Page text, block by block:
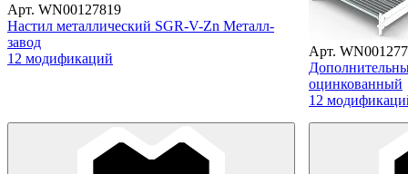
Арт. WN00127819
Настил металлический SGR-V-Zn Металл-
завод
12 модификаций
Арт.
оцинкованный
12